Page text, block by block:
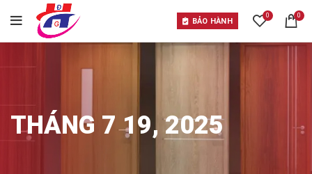
BẢO HÀNH
0 0
THÁNG 7 19, 2025